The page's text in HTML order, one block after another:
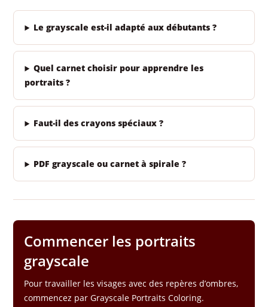
Le grayscale est-il adapté aux débutants ?
Quel carnet choisir pour apprendre les
portraits ?
Faut-il des crayons spéciaux ?
PDF grayscale ou carnet à spirale ?
Commencer les portraits
grayscale
Pour travailler les visages avec des repères d’ombres,
commencez par Grayscale Portraits Coloring.